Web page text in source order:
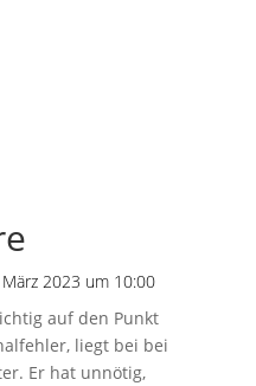
2023 um 10:00
auf den Punkt
liegt bei bei
Er hat unnötig,